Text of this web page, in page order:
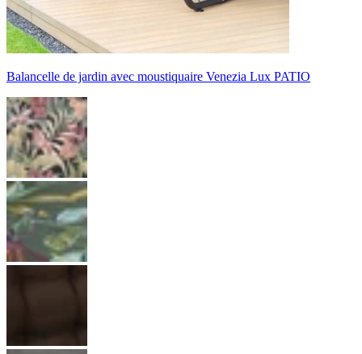
Balancelle de jardin avec moustiquaire Venezia Lux PATIO